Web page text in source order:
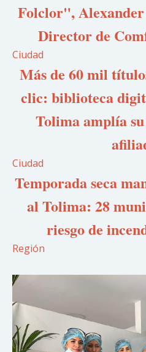
Folclor",
Director de
Ciudad
Más de 60 mil
clic: biblioteca
Tolima amplía
Ciudad
Temporada seca
al Tolima: 28
riesgo de
Región